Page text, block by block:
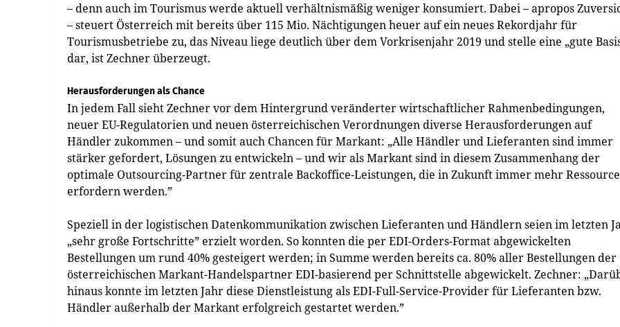
– denn auch im Tourismus werde aktuell verhältnismäßig weniger konsumiert. Dabei – apropos
– steuert Österreich mit bereits über 115 Mio. Nächtigungen heuer auf ein neues Rekordjahr für
Tourismusbetriebe zu, das Niveau liege deutlich über dem Vorkrisenjahr 2019 und stelle eine „gute
dar, ist Zechner überzeugt.
Herausforderungen als Chance
In jedem Fall sieht Zechner vor dem Hintergrund veränderter wirtschaftlicher Rahmenbedingungen,
neuer EU-Regulatorien und neuen österreichischen Verordnungen diverse Herausforderungen auf
Händler zukommen – und somit auch Chancen für Markant: „Alle Händler und Lieferanten sind immer
stärker gefordert, Lösungen zu entwickeln – und wir als Markant sind in diesem Zusammenhang der
optimale Outsourcing-Partner für zentrale Backoffice-Leistungen, die in Zukunft immer mehr
erfordern werden.”
Speziell in der logistischen Datenkommunikation zwischen Lieferanten und Händlern seien im letzten
„sehr große Fortschritte” erzielt worden. So konnten die per EDI-Orders-Format abgewickelten
Bestellungen um rund 40% gesteigert werden; in Summe werden bereits ca. 80% aller Bestellungen der
österreichischen Markant-Handelspartner EDI-basierend per Schnittstelle abgewickelt. Zechner:
hinaus konnte im letzten Jahr diese Dienstleistung als EDI-Full-Service-Provider für Lieferanten bzw.
Händler außerhalb der Markant erfolgreich gestartet werden.”